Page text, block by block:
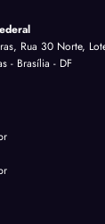
Rua 30 Norte,
- Brasília - DF